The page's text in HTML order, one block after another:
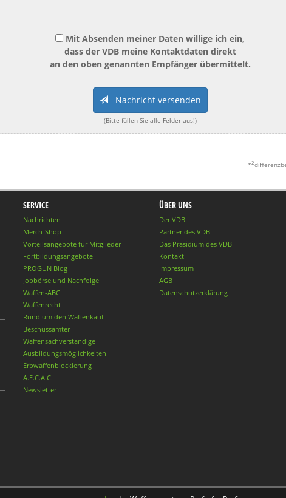
Mit Absenden meiner Daten willige ich ein,
dass der VDB meine Kontaktdaten direkt
an den oben genannten Empfänger übermittelt.
Nachricht versenden
(Bitte füllen Sie alle Felder aus!)
*2
SERVICE
Nachrichten
Merch-Shop
Vorteilsangebote für Mitglieder
Fortbildungsangebote
PROGUN Blog
Jobbörse und Nachfolge
Waffen-ABC
Waffenrecht
Rund um den Waffenkauf
Beschussämter
Waffensachverständige
Ausbildungsmöglichkeiten
Erbwaffenblockierung
A.E.C.A.C.
Newsletter
ÜBER UNS
Der VDB
Partner des VDB
Das Präsidium des VDB
Kontakt
Impressum
AGB
Datenschutzerklärung